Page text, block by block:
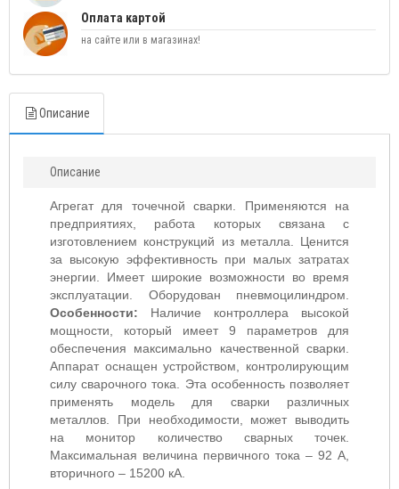
Оплата картой
на сайте или в магазинах!
Описание
Описание
Агрегат для точечной сварки. Применяются на
предприятиях, работа которых связана с
изготовлением конструкций из металла. Ценится
за высокую эффективность при малых затратах
энергии. Имеет широкие возможности во время
эксплуатации. Оборудован пневмоцилиндром.
Особенности: Наличие контроллера высокой
мощности, который имеет 9 параметров для
обеспечения максимально качественной сварки.
Аппарат оснащен устройством, контролирующим
силу сварочного тока. Эта особенность позволяет
применять модель для сварки различных
металлов. При необходимости, может выводить
на монитор количество сварных точек.
Максимальная величина первичного тока – 92 А,
вторичного – 15200 кА.